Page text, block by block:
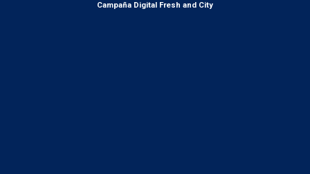
Campaña Digital Fresh and City